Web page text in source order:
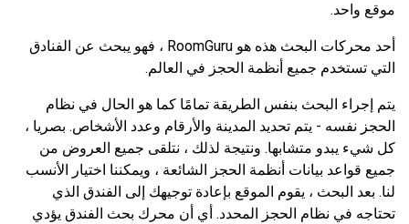
موقع واحد.
أحد محركات البحث هذه هو RoomGuru ، فهو يبحث عن الفنادق
التي تستخدم جميع أنظمة الحجز في العالم.
يتم إجراء البحث بنفس الطريقة تمامًا كما هو الحال في نظام
الحجز نفسه - يتم تحديد المدينة والأرقام وعدد الأشخاص. بصريا ،
كل شيء يبدو متشابها. ونتيجة لذلك ، نتلقى جميع العروض من
جميع قواعد بيانات أنظمة الحجز الشائعة ، ويمكننا اختيار الأنسب
لنا. بعد البحث ، يقوم الموقع بإعادة توجيهك إلى الفندق الذي
تحتاجه في نظام الحجز المحدد. أي أن محرك بحث الفندق يؤدي